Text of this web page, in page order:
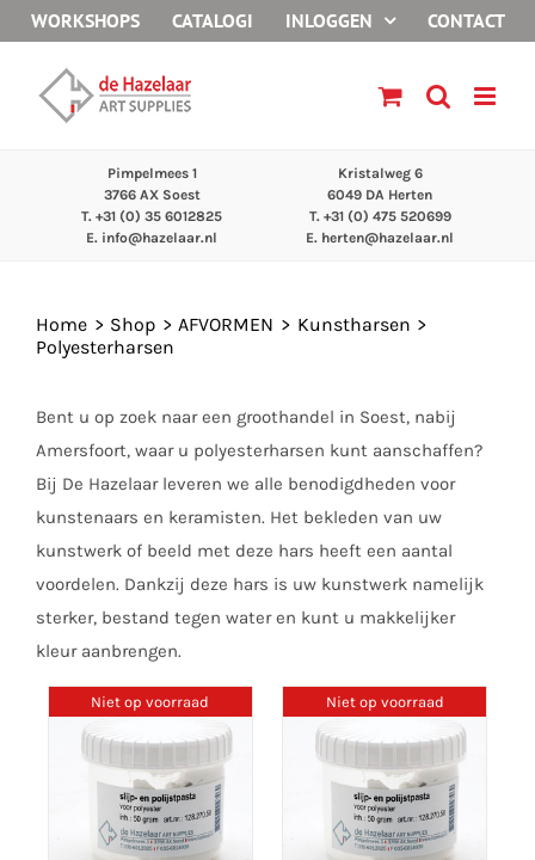
naar
inhoud
WORKSHOPS CATALOGI INLOGGEN CONTACT
Pimpelmees 1
3766 AX Soest
T. +31 (0) 35 6012825
E. info@hazelaar.nl
Kristalweg 6
6049 DA Herten
T. +31 (0) 475 520699
E. herten@hazelaar.nl
Home Shop AFVORMEN
Kunstharsen
Polyesterharsen
Bent u op zoek naar een groothandel in Soest, nabij
Amersfoort, waar u polyesterharsen kunt aanschaffen?
Bij De Hazelaar leveren we alle benodigdheden voor
kunstenaars en keramisten. Het bekleden van uw
kunstwerk of beeld met deze hars heeft een aantal
voordelen. Dankzij deze hars is uw kunstwerk namelijk
sterker, bestand tegen water en kunt u makkelijker
kleur aanbrengen.
Niet op voorraad Niet op voorraad